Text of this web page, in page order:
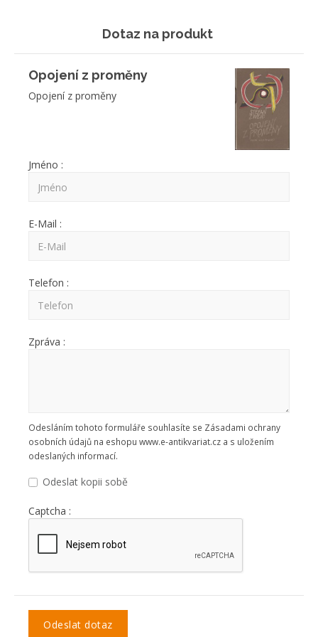
Dotaz na produkt
Opojení z proměny
Opojení z proměny
Jméno :
E-Mail :
Telefon :
Zpráva :
Odesláním tohoto formuláře souhlasíte se Zásadami ochrany
osobních údajů na eshopu www.e-antikvariat.cz a s uložením
odeslaných informací.
Odeslat kopii sobě
Captcha :
Odeslat dotaz